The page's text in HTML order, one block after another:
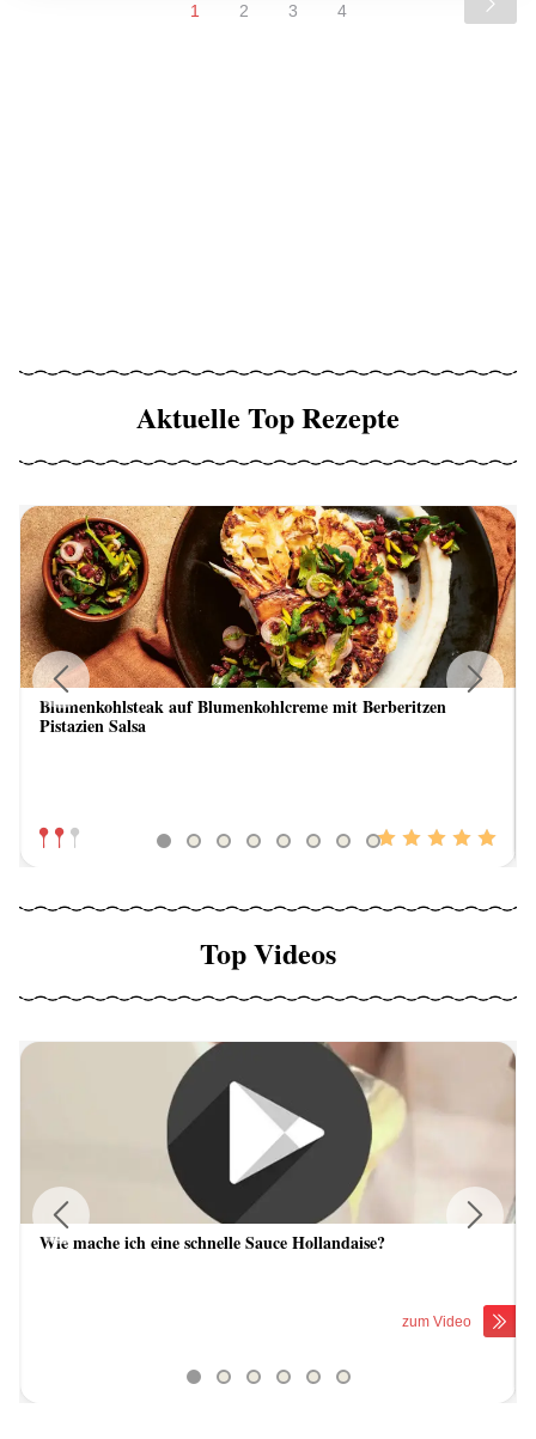
1 2 3 4
Aktuelle Top Rezepte
Blumenkohlsteak auf Blumenkohlcreme mit Berberitzen
Pistazien Salsa Next
Previous
Top Videos
Wie mache ich eine schnelle Sauce Hollandaise?
zum Video
Previous